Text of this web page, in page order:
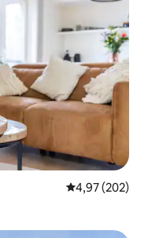
Prosječna
4,97 (202)